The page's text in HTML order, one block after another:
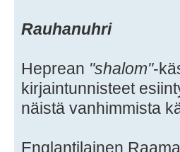
Rauhanuhri
Heprean "shalom"-
kirjaintunnisteet
näistä vanhimmista
Englantilainen